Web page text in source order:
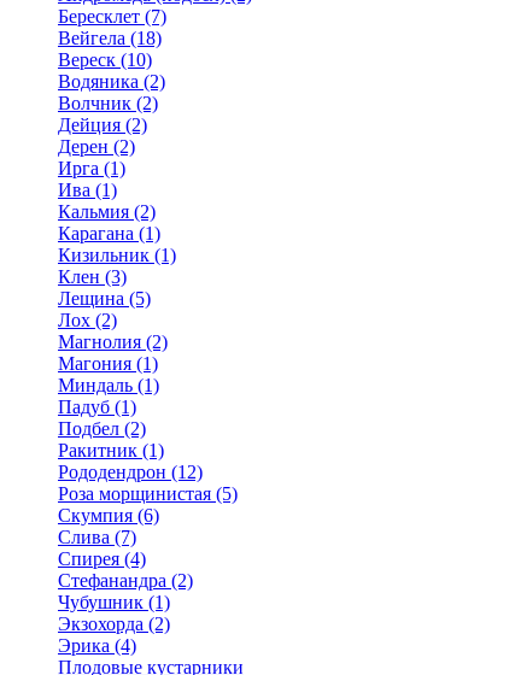
Бересклет (7)
Вейгела (18)
Вереск (10)
Водяника (2)
Волчник (2)
Дейция (2)
Дерен (2)
Ирга (1)
Ива (1)
Кальмия (2)
Карагана (1)
Кизильник (1)
Клен (3)
Лещина (5)
Лох (2)
Магнолия (2)
Магония (1)
Миндаль (1)
Падуб (1)
Подбел (2)
Ракитник (1)
Рододендрон (12)
Роза морщинистая (5)
Скумпия (6)
Слива (7)
Спирея (4)
Стефанандра (2)
Чубушник (1)
Экзохорда (2)
Эрика (4)
Плодовые кустарники